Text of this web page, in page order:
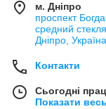
м. Дніпро
проспект
средний
Дніпро, Україна
Контакти
Сьогодні
Показати